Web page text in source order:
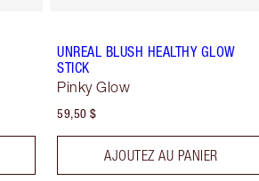
UNREAL BLUSH HEALTHY GLOW
STICK
Pinky Glow
59,50 $
AJOUTEZ AU PANIER